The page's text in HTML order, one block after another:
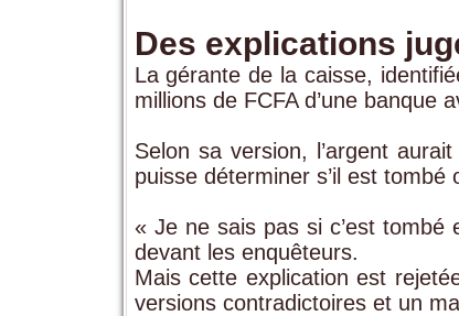
Des explications
La gérante de la caisse,
millions de FCFA d’une banque
Selon sa version, l’argent
puisse déterminer s’il est tombé
« Je ne sais pas si c’est tombé
devant les enquêteurs.
Mais cette explication est
versions contradictoires et un